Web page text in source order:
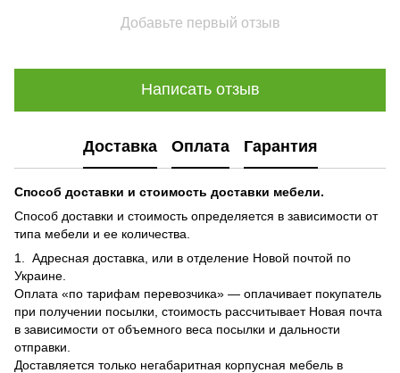
Добавьте первый отзыв
Написать отзыв
Доставка Оплата Гарантия
Способ доставки и стоимость доставки мебели.
Способ доставки и стоимость определяется в зависимости от
типа мебели и ее количества.
1. Адресная доставка, или в отделение Новой почтой по
Украине.
Оплата «по тарифам перевозчика» — оплачивает покупатель
при получении посылки, стоимость рассчитывает Новая почта
в зависимости от объемного веса посылки и дальности
отправки.
Доставляется только негабаритная корпусная мебель в